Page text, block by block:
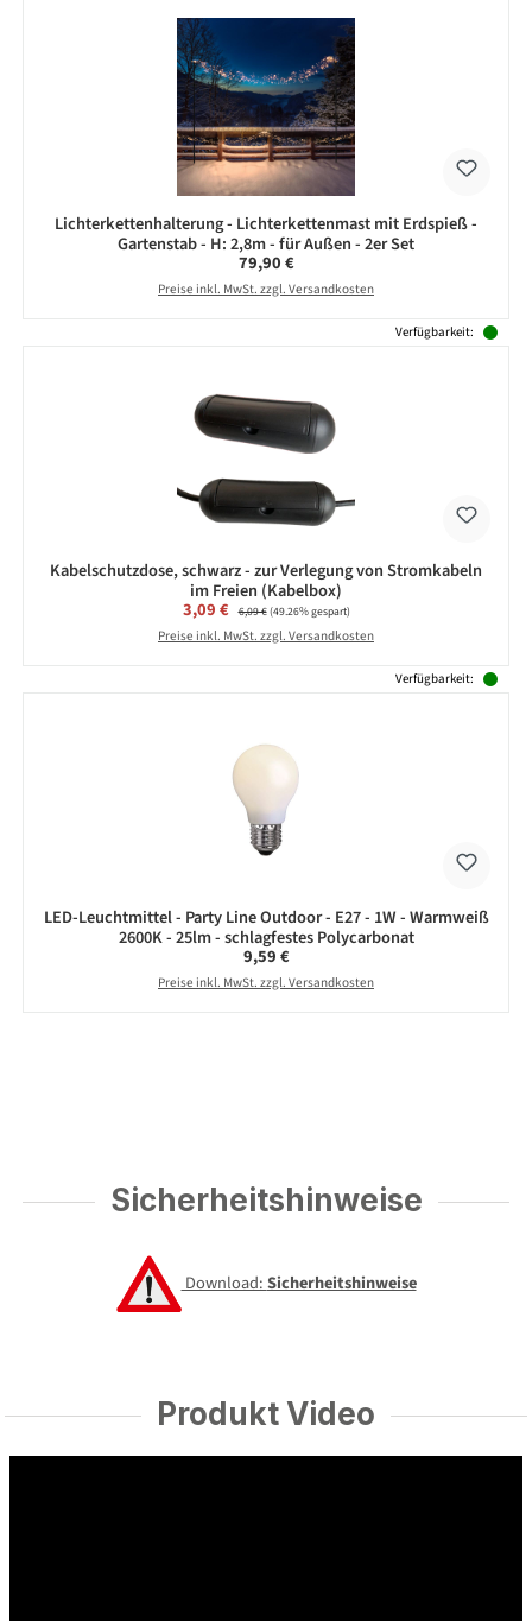
Lichterkettenhalterung - Lichterkettenmast mit Erdspieß -
Gartenstab - H: 2,8m - für Außen - 2er Set
Regulärer Preis:
79,90 €
Preise inkl. MwSt. zzgl. Versandkosten
Verfügbarkeit:
Kabelschutzdose, schwarz - zur Verlegung von Stromkabeln
im Freien (Kabelbox)
Verkaufspreis:
3,09 € Regulärer Preis:
6,09 €(49.26% gespart)
Preise inkl. MwSt. zzgl. Versandkosten
Verfügbarkeit:
LED-Leuchtmittel - Party Line Outdoor - E27 - 1W - Warmweiß
2600K - 25lm - schlagfestes Polycarbonat
Regulärer Preis:
9,59 €
Preise inkl. MwSt. zzgl. Versandkosten
Sicherheitshinweise
Download:Sicherheitshinweise
Produkt Video